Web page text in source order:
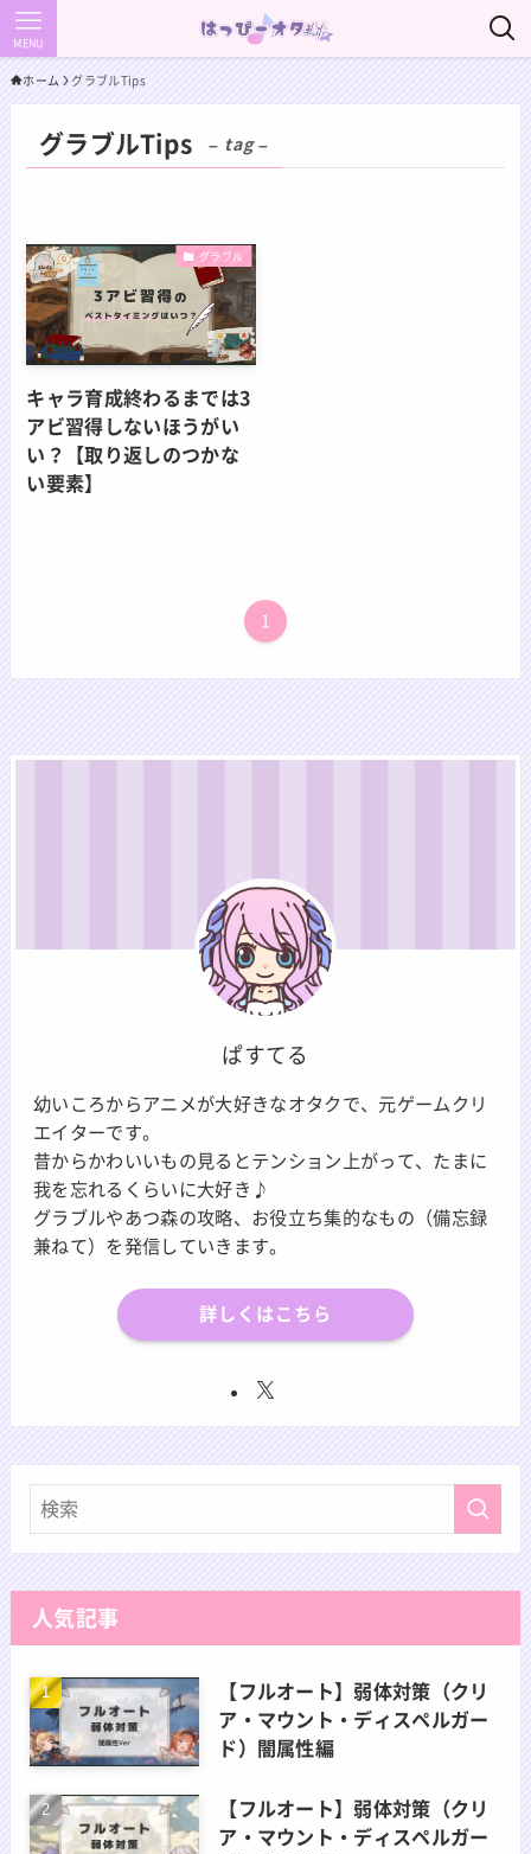
MENU
ホーム グラブルTips
グラブルTips – tag –
グラブル
キャラ育成終わるまでは3
アビ習得しないほうがい
い？【取り返しのつかな
い要素】
1
ぱすてる
幼いころからアニメが大好きなオタクで、元ゲームクリ
エイターです。
昔からかわいいもの見るとテンション上がって、たまに
我を忘れるくらいに大好き♪
グラブルやあつ森の攻略、お役立ち集的なもの（備忘録
兼ねて）を発信していきます。
詳しくはこちら
人気記事
【フルオート】弱体対策（クリ
ア・マウント・ディスペルガー
ド）闇属性編
【フルオート】弱体対策（クリ
ア・マウント・ディスペルガー